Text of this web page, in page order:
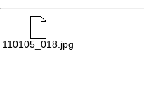
110105_018.jpg